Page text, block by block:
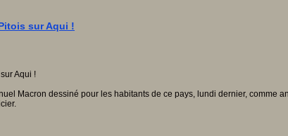
sur Aqui !
Macron dessiné pour les habitants de ce pays, lundi dernier,